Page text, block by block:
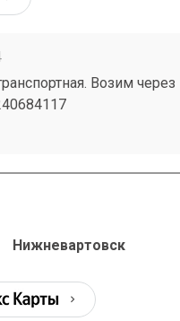
Возим
Нижневартовск